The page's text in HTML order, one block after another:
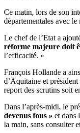
Ce matin, lors de son
départementales avec
Le chef de l’Etat a
réforme majeure doit
l’efficacité. »
François Hollande a
d’Aquitaine et
report des scrutins soit
Dans l’après-midi, le
devenus fous » et dans
la main, sans consulter